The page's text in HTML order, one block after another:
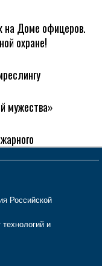
на Доме офицеров.
охране!
мужества»
Российской
и